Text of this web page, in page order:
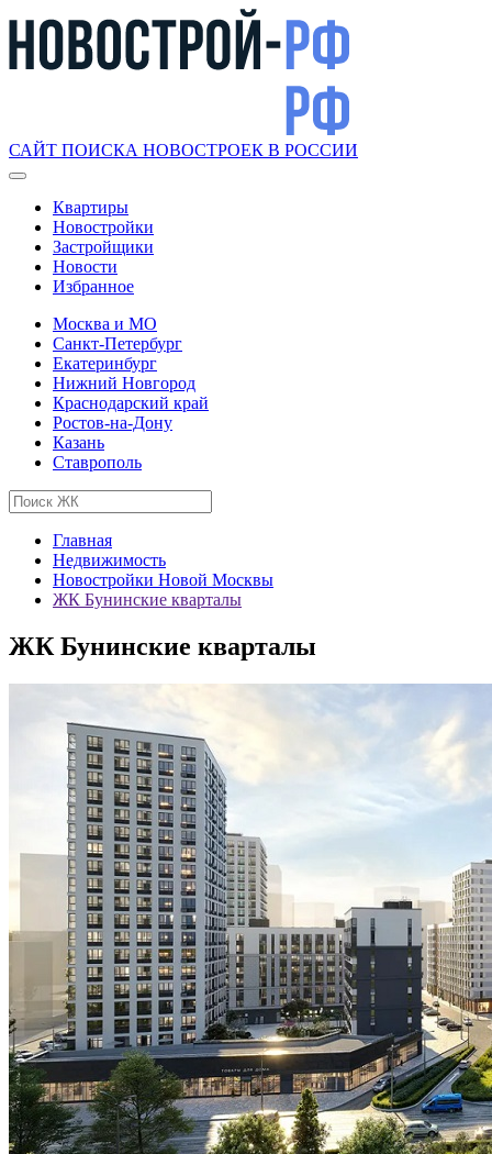
САЙТ ПОИСКА НОВОСТРОЕК В РОССИИ
Квартиры
Новостройки
Застройщики
Новости
Избранное
Москва и МО
Санкт-Петербург
Екатеринбург
Нижний Новгород
Краснодарский край
Ростов-на-Дону
Казань
Ставрополь
Главная
Недвижимость
Новостройки Новой Москвы
ЖК Бунинские кварталы
ЖК Бунинские кварталы